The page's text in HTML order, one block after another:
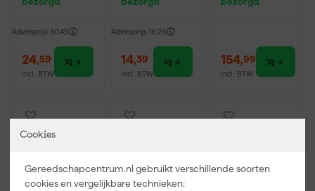
Cookies
Gereedschapcentrum.nl gebruikt verschillende soorten
cookies en vergelijkbare technieken:
3G1.5 oranje
Adviesprijs 30,49
24,59
incl. BTW
3G1,5 - 5m
Adviesprijs 16,26
14,39
incl. BTW
3G2,5 - grijs
154,99
incl. BTW